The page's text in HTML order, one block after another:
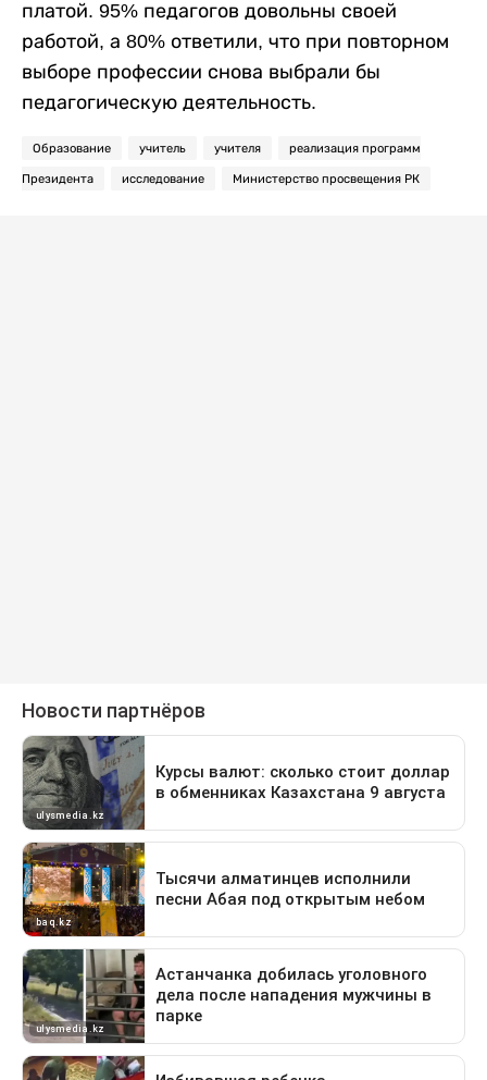
платой. 95% педагогов довольны своей
работой, а 80% ответили, что при повторном
выборе профессии снова выбрали бы
педагогическую деятельность.
Образование учитель учителя реализация программ
Президента исследование Министерство просвещения РК